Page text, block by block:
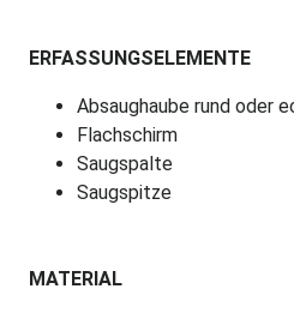
ERFASSUNGSELEMENTE
Absaughaube rund oder
Flachschirm
Saugspalte
Saugspitze
MATERIAL